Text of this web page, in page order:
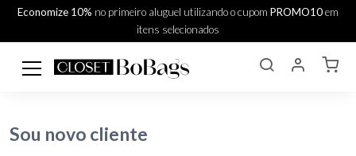
Economize 10% no primeiro aluguel utilizando o cupom PROMO10em
itens selecionados
Sou novo cliente